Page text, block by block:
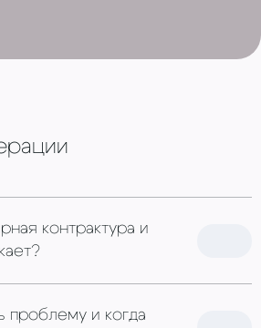
контрактура и
проблему и когда